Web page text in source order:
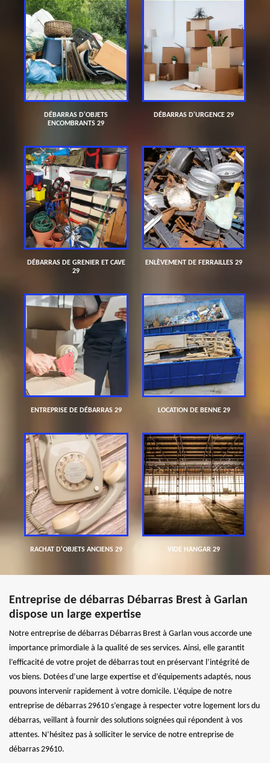
DÉBARRAS D'OBJETS
ENCOMBRANTS 29
DÉBARRAS D'URGENCE 29
DÉBARRAS DE GRENIER ET CAVE
29
ENLÈVEMENT DE FERRAILLES 29
ENTREPRISE DE DÉBARRAS 29 LOCATION DE BENNE 29
RACHAT D'OBJETS ANCIENS 29 VIDE HANGAR 29
Entreprise de débarras Débarras Brest à Garlan
dispose un large expertise
Notre entreprise de débarras Débarras Brest à Garlan vous accorde une
importance primordiale à la qualité de ses services. Ainsi, elle garantit
l’efficacité de votre projet de débarras tout en préservant l’intégrité de
vos biens. Dotées d’une large expertise et d’équipements adaptés, nous
pouvons intervenir rapidement à votre domicile. L’équipe de notre
entreprise de débarras 29610 s’engage à respecter votre logement lors du
débarras, veillant à fournir des solutions soignées qui répondent à vos
attentes. N’hésitez pas à solliciter le service de notre entreprise de
débarras 29610.